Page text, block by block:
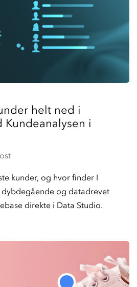
helt ned i
Kundeanalysen i
kunder, og hvor finder I
dybdegående og datadrevet
direkte i Data Studio.